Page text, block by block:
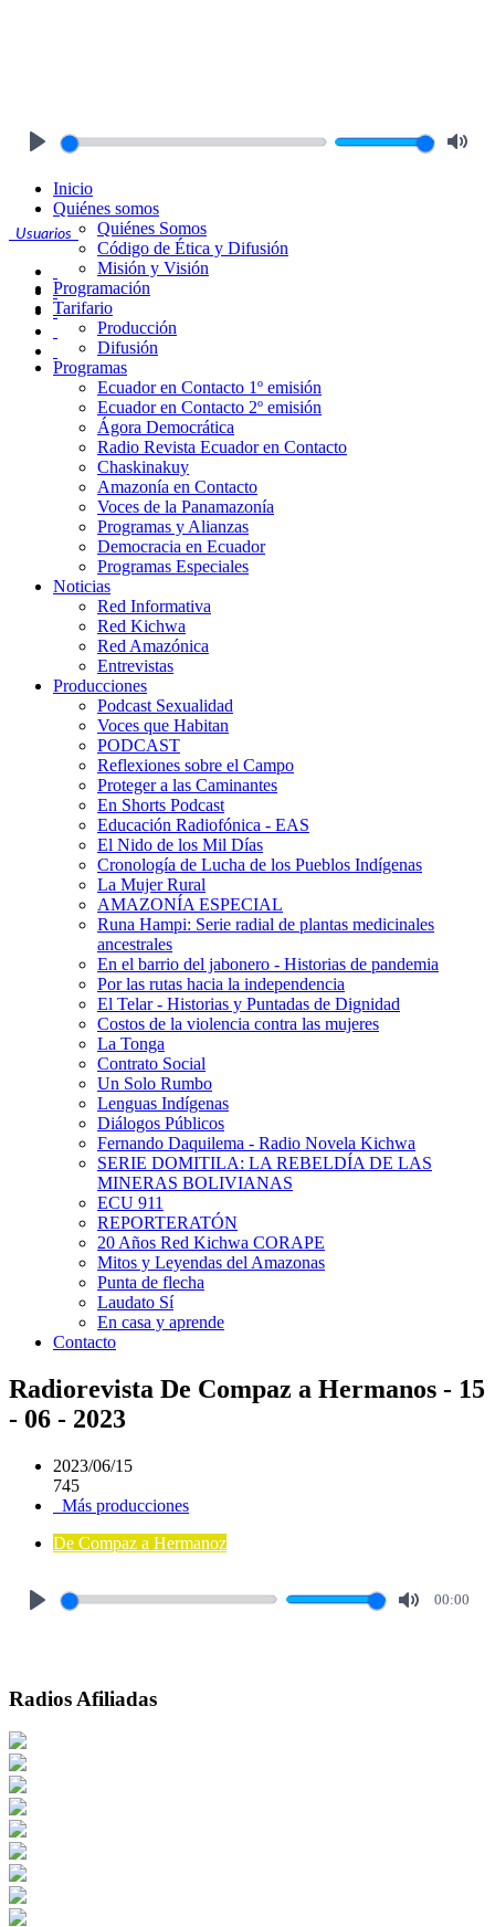
Usuarios
Inicio
Quiénes somos
Quiénes Somos
Código de Ética y Difusión
Misión y Visión
Programación
Tarifario
Producción
Difusión
Programas
Ecuador en Contacto 1º emisión
Ecuador en Contacto 2º emisión
Ágora Democrática
Radio Revista Ecuador en Contacto
Chaskinakuy
Amazonía en Contacto
Voces de la Panamazonía
Programas y Alianzas
Democracia en Ecuador
Programas Especiales
Noticias
Red Informativa
Red Kichwa
Red Amazónica
Entrevistas
Producciones
Podcast Sexualidad
Voces que Habitan
PODCAST
Reflexiones sobre el Campo
Proteger a las Caminantes
En Shorts Podcast
Educación Radiofónica - EAS
El Nido de los Mil Días
Cronología de Lucha de los Pueblos Indígenas
La Mujer Rural
AMAZONÍA ESPECIAL
Runa Hampi: Serie radial de plantas medicinales
ancestrales
En el barrio del jabonero - Historias de pandemia
Por las rutas hacia la independencia
El Telar - Historias y Puntadas de Dignidad
Costos de la violencia contra las mujeres
La Tonga
Contrato Social
Un Solo Rumbo
Lenguas Indígenas
Diálogos Públicos
Fernando Daquilema - Radio Novela Kichwa
SERIE DOMITILA: LA REBELDÍA DE LAS
MINERAS BOLIVIANAS
ECU 911
REPORTERATÓN
20 Años Red Kichwa CORAPE
Mitos y Leyendas del Amazonas
Punta de flecha
Laudato Sí
En casa y aprende
Contacto
Radiorevista De Compaz a Hermanos - 15
- 06 - 2023
2023/06/15
745
Más producciones
De Compaz a Hermanoz
00:00
Radios Afiliadas